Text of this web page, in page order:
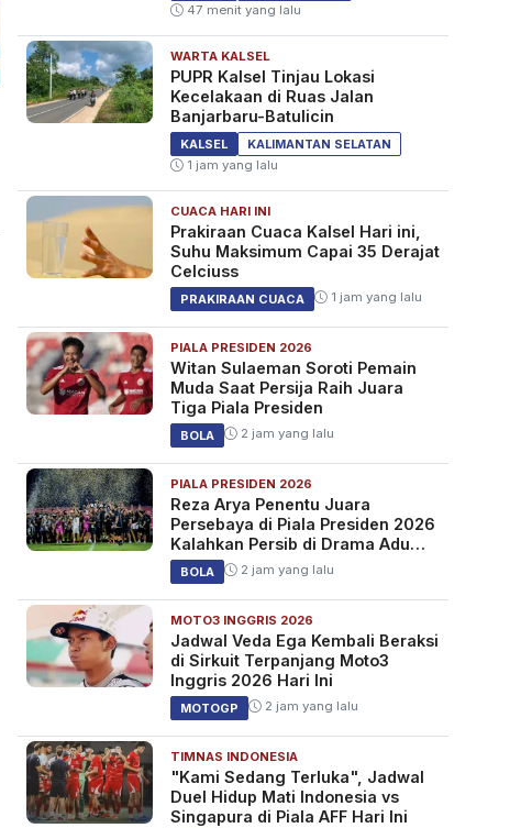
47 menit yang lalu
WARTA KALSEL
PUPR Kalsel Tinjau Lokasi
Kecelakaan di Ruas Jalan
Banjarbaru-Batulicin
KALSEL
KALIMANTAN SELATAN
1 jam yang lalu
CUACA HARI INI
Prakiraan Cuaca Kalsel Hari ini,
Suhu Maksimum Capai 35 Derajat
Celciuss
PRAKIRAAN CUACA 1 jam yang lalu
PIALA PRESIDEN 2026
Witan Sulaeman Soroti Pemain
Muda Saat Persija Raih Juara
Tiga Piala Presiden
BOLA 2 jam yang lalu
PIALA PRESIDEN 2026
Reza Arya Penentu Juara
Persebaya di Piala Presiden 2026
Kalahkan Persib di Drama Adu
Penalti
BOLA 2 jam yang lalu
MOTO3 INGGRIS 2026
Jadwal Veda Ega Kembali Beraksi
di Sirkuit Terpanjang Moto3
Inggris 2026 Hari Ini
MOTOGP 2 jam yang lalu
TIMNAS INDONESIA
"Kami Sedang Terluka", Jadwal
Duel Hidup Mati Indonesia vs
Singapura di Piala AFF Hari Ini